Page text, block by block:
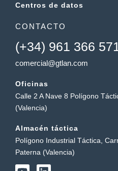
Centros de datos
CONTACTO
(+34) 961 366 571
comercial@gtlan.com
Oficinas
Calle 2 A Nave 8 Polígono
(Valencia)
Almacén táctica
Polígono Industrial Táctica,
Paterna (Valencia)
Y
L